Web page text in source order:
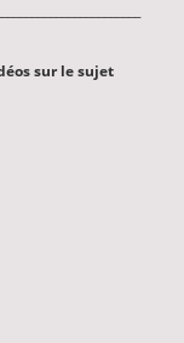
sur le sujet